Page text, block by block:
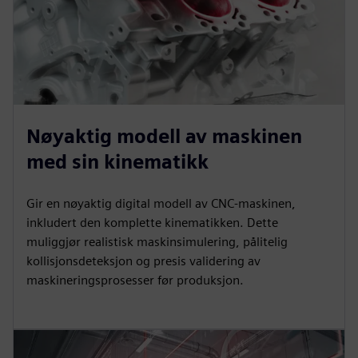
Nøyaktig modell av maskinen
med sin kinematikk
Gir en nøyaktig digital modell av CNC-maskinen,
inkludert den komplette kinematikken. Dette
muliggjør realistisk maskinsimulering, pålitelig
kollisjonsdeteksjon og presis validering av
maskineringsprosesser før produksjon.